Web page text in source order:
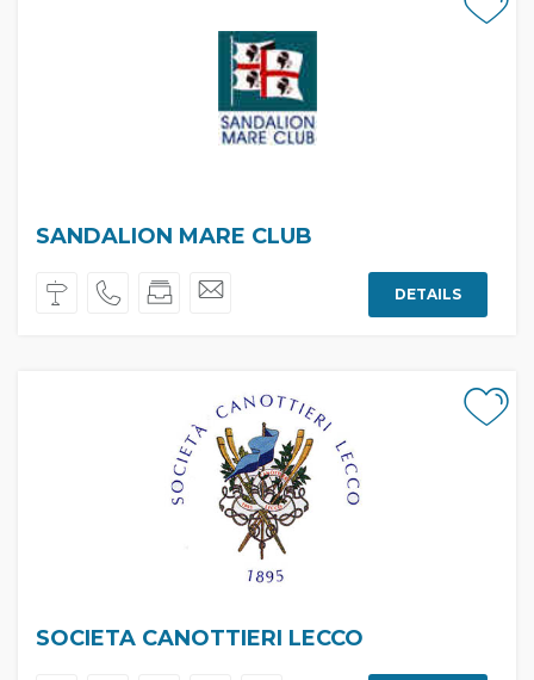
SANDALION MARE CLUB
DETAILS
SOCIETA CANOTTIERI LECCO